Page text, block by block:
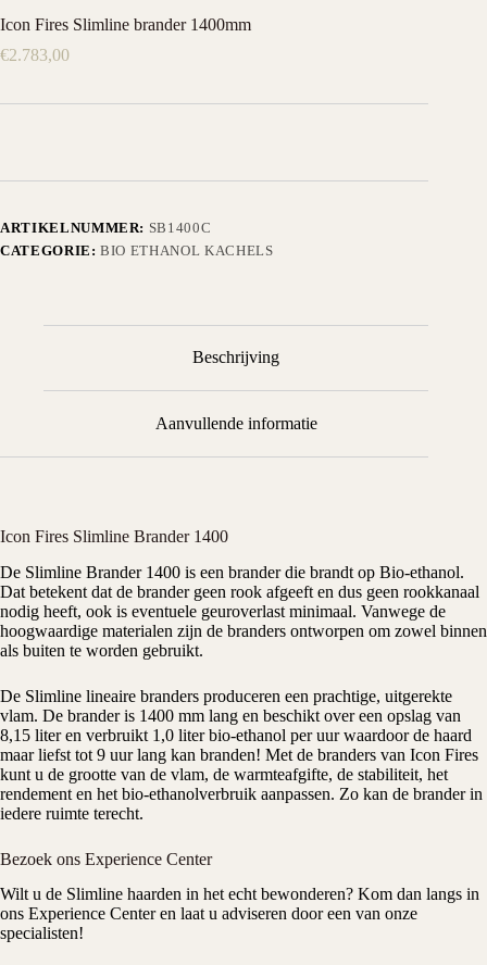
Icon Fires Slimline brander 1400mm
€2.783,00
ARTIKELNUMMER: SB1400C
CATEGORIE:BIO ETHANOL KACHELS
Beschrijving
Aanvullende informatie
Icon Fires Slimline Brander 1400
De Slimline Brander 1400 is een brander die brandt op Bio-ethanol.
Dat betekent dat de brander geen rook afgeeft en dus geen rookkanaal
nodig heeft, ook is eventuele geuroverlast minimaal. Vanwege de
hoogwaardige materialen zijn de branders ontworpen om zowel binnen
als buiten te worden gebruikt.
De Slimline lineaire branders produceren een prachtige, uitgerekte
vlam. De brander is 1400 mm lang en beschikt over een opslag van
8,15 liter en verbruikt 1,0 liter bio-ethanol per uur waardoor de haard
maar liefst tot 9 uur lang kan branden! Met de branders van Icon Fires
kunt u de grootte van de vlam, de warmteafgifte, de stabiliteit, het
rendement en het bio-ethanolverbruik aanpassen. Zo kan de brander in
iedere ruimte terecht.
Bezoek ons Experience Center
Wilt u de Slimline haarden in het echt bewonderen? Kom dan langs in
ons Experience Center en laat u adviseren door een van onze
specialisten!